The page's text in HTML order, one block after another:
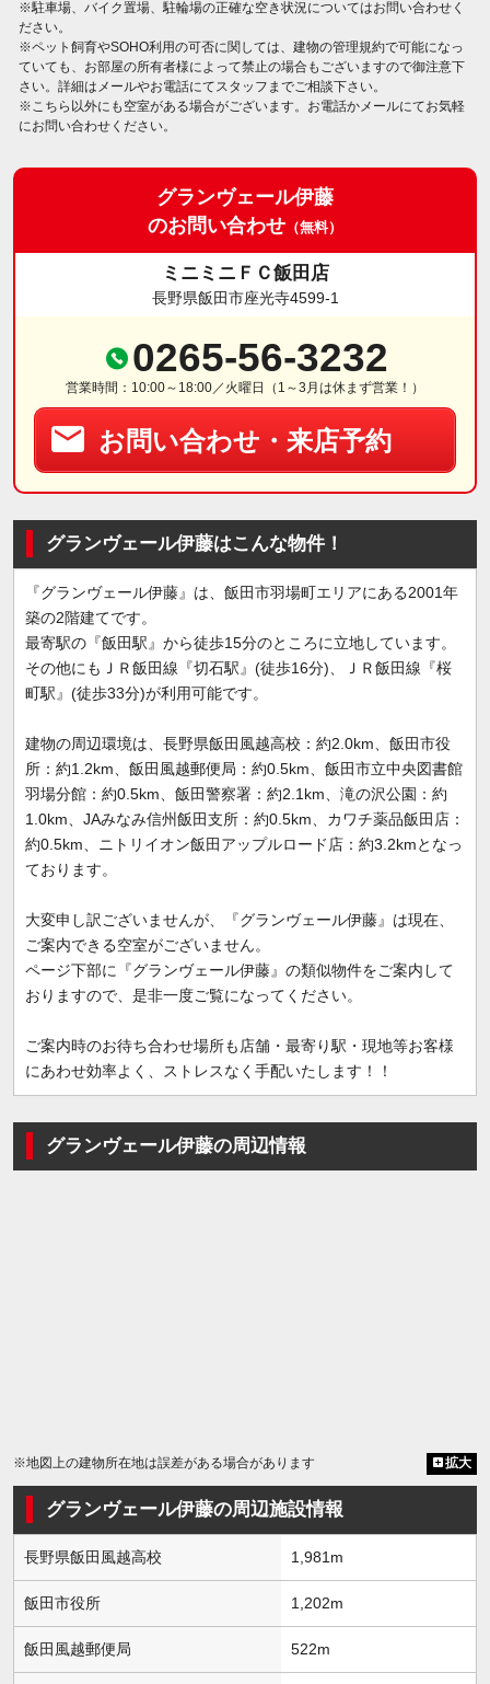
※駐車場、バイク置場、駐輪場の正確な空き状況についてはお問い合わせく
ださい。
※ペット飼育やSOHO利用の可否に関しては、建物の管理規約で可能になっ
ていても、お部屋の所有者様によって禁止の場合もございますので御注意下
さい。詳細はメールやお電話にてスタッフまでご相談下さい。
※こちら以外にも空室がある場合がございます。お電話かメールにてお気軽
にお問い合わせください。
グランヴェール伊藤
のお問い合わせ （無料）
ミニミニＦＣ飯田店
長野県飯田市座光寺4599-1
0265-56-3232
営業時間：10:00～18:00／火曜日（1～3月は休まず営業！）
お問い合わせ・来店予約
グランヴェール伊藤はこんな物件！
『グランヴェール伊藤』は、飯田市羽場町エリアにある2001年
築の2階建てです。
最寄駅の『飯田駅』から徒歩15分のところに立地しています。
その他にもＪＲ飯田線『切石駅』(徒歩16分)、ＪＲ飯田線『桜
町駅』(徒歩33分)が利用可能です。
建物の周辺環境は、長野県飯田風越高校：約2.0km、飯田市役
所：約1.2km、飯田風越郵便局：約0.5km、飯田市立中央図書館
羽場分館：約0.5km、飯田警察署：約2.1km、滝の沢公園：約
1.0km、JAみなみ信州飯田支所：約0.5km、カワチ薬品飯田店：
約0.5km、ニトリイオン飯田アップルロード店：約3.2kmとなっ
ております。
大変申し訳ございませんが、『グランヴェール伊藤』は現在、
ご案内できる空室がございません。
ページ下部に『グランヴェール伊藤』の類似物件をご案内して
おりますので、是非一度ご覧になってください。
ご案内時のお待ち合わせ場所も店舗・最寄り駅・現地等お客様
にあわせ効率よく、ストレスなく手配いたします！！
グランヴェール伊藤の周辺情報
※地図上の建物所在地は誤差がある場合があります 拡大
グランヴェール伊藤の周辺施設情報
長野県飯田風越高校 1,981m
飯田市役所 1,202m
飯田風越郵便局 522m